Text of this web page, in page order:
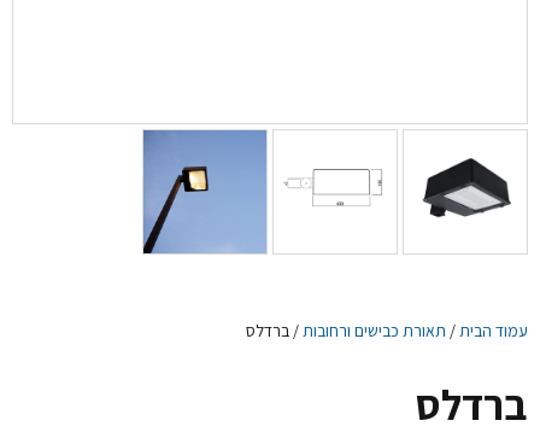
עמוד הבית/ תאורת כבישים ורחובות/ ברדלס
ברדלס